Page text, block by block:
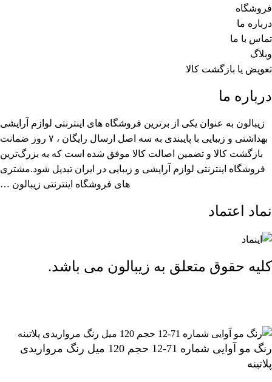
فروشگاه
درباره ما
تماس با ما
وبلاگ
تعویض یا بازگشت کالا
درباره ما
زیبالون به عنوان یکی از برترین فروشگاه های اینترنتی لوازم آرایشی
بهداشتی و زیبایی با پایبندی به سه اصل ارسال رایگان ، ۷ روز ضمانت
بازگشت کالا و تضمین اصالت کالا موفق شده است که به بزرگ‌ترین
فروشگاه اینترنتی لوازم آرایشی و زیبایی در ایران تبدیل شود.مشتری
های فروشگاه اینترنتی زیبالون …
نماد اعتماد
کلیه حقوق متعلق به زیبالون می باشد.
رنگ مو آوایی شماره 71-12 حجم 120 میل رنگ مرواریدی
پلاتینه